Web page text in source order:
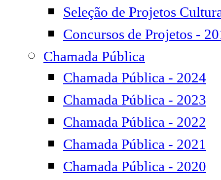
Seleção de Projetos
Concursos de Projetos -
Chamada Pública
Chamada Pública - 2024
Chamada Pública - 2023
Chamada Pública - 2022
Chamada Pública - 2021
Chamada Pública - 2020